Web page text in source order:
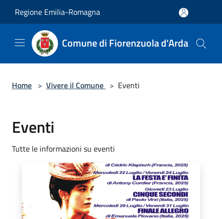
Regione Emilia-Romagna
Comune di Fiorenzuola d'Arda
Home > Vivere il Comune > Eventi
Eventi
Tutte le informazioni su eventi